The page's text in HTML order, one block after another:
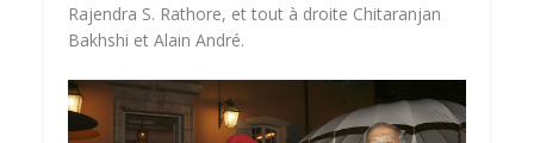
Rajendra S. Rathore, et tout à droite Chitaranjan
Bakhshi et Alain André.